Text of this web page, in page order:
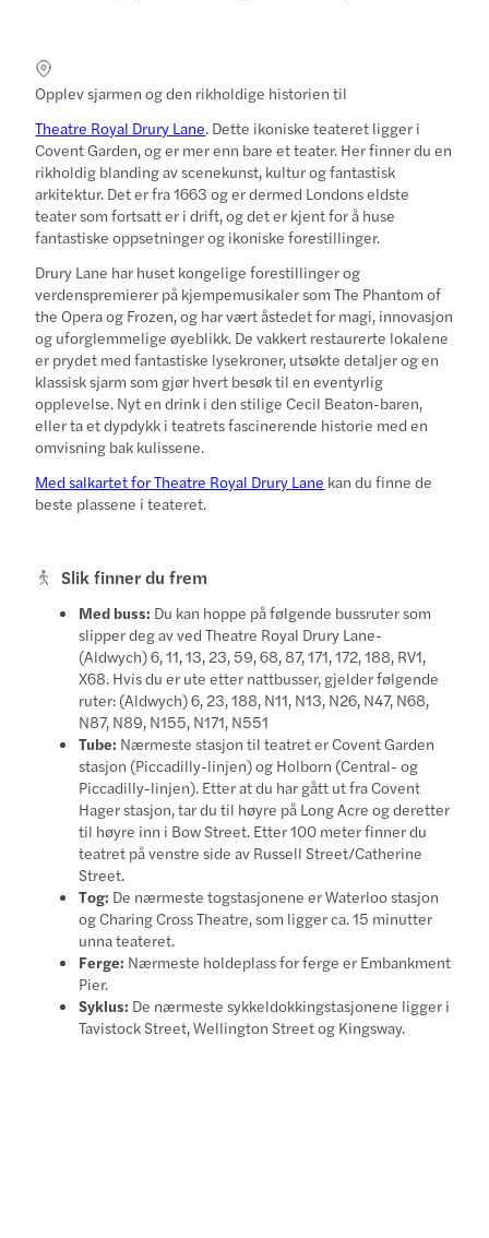
Opplev sjarmen og den rikholdige historien til
Theatre Royal Drury Lane. Dette ikoniske teateret ligger i
Covent Garden, og er mer enn bare et teater. Her finner du en
rikholdig blanding av scenekunst, kultur og fantastisk
arkitektur. Det er fra 1663 og er dermed Londons eldste
teater som fortsatt er i drift, og det er kjent for å huse
fantastiske oppsetninger og ikoniske forestillinger.
Drury Lane har huset kongelige forestillinger og
verdenspremierer på kjempemusikaler som The Phantom of
the Opera og Frozen, og har vært åstedet for magi, innovasjon
og uforglemmelige øyeblikk. De vakkert restaurerte lokalene
er prydet med fantastiske lysekroner, utsøkte detaljer og en
klassisk sjarm som gjør hvert besøk til en eventyrlig
opplevelse. Nyt en drink i den stilige Cecil Beaton-baren,
eller ta et dypdykk i teatrets fascinerende historie med en
omvisning bak kulissene.
Med salkartet for Theatre Royal Drury Lane kan du finne de
beste plassene i teateret.
Slik finner du frem
Med buss: Du kan hoppe på følgende bussruter som
slipper deg av ved Theatre Royal Drury Lane-
(Aldwych) 6, 11, 13, 23, 59, 68, 87, 171, 172, 188, RV1,
X68. Hvis du er ute etter nattbusser, gjelder følgende
ruter: (Aldwych) 6, 23, 188, N11, N13, N26, N47, N68,
N87, N89, N155, N171, N551
Tube: Nærmeste stasjon til teatret er Covent Garden
stasjon (Piccadilly-linjen) og Holborn (Central- og
Piccadilly-linjen). Etter at du har gått ut fra Covent
Hager stasjon, tar du til høyre på Long Acre og deretter
til høyre inn i Bow Street. Etter 100 meter finner du
teatret på venstre side av Russell Street/Catherine
Street.
Tog: De nærmeste togstasjonene er Waterloo stasjon
og Charing Cross Theatre, som ligger ca. 15 minutter
unna teateret.
Ferge: Nærmeste holdeplass for ferge er Embankment
Pier.
Syklus: De nærmeste sykkeldokkingstasjonene ligger i
Tavistock Street, Wellington Street og Kingsway.